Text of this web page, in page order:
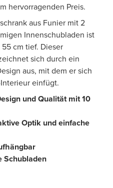
hervorragenden Preis.
aus Funier mit 2
Innenschubladen ist
cm tief. Dieser
sich durch ein
aus, mit dem er sich
einfügt.
und Qualität mit 10
Optik und einfache
Schubladen